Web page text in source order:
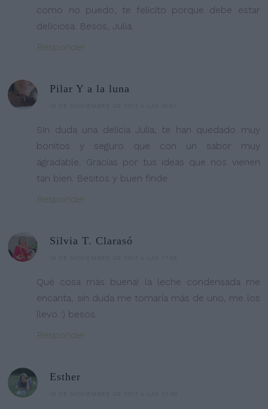
como no puedo, te felicito porque debe estar
deliciosa. Besos, Julia.
Responder
Pilar Y a la luna
Sin duda una delicia Julia, te han quedado muy
bonitos y seguro que con un sabor muy
agradable. Gracias por tus ideas que nos vienen
tan bien. Besitos y buen finde
Responder
Silvia T. Clarasó
Qué cosa más buena! la leche condensada me
encanta, sin duda me tomaría más de uno, me los
llevo :) besos.
Responder
Esther